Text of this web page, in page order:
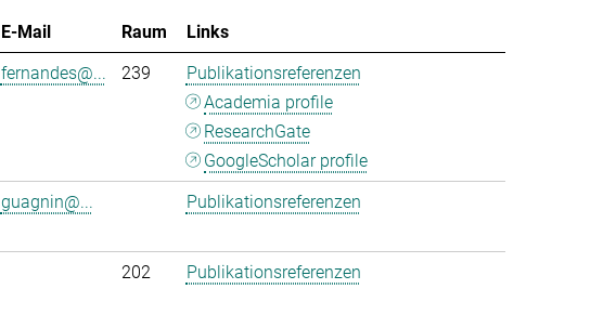
E-Mail Raum
Links
fernandes@... 239
Publikationsreferenzen
Academia profile
ResearchGate
GoogleScholar profile
guagnin@... Publikationsreferenzen
202 Publikationsreferenzen